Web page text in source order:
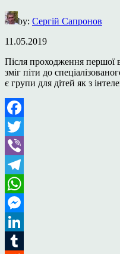
by: Сергій Сапронов
11.05.2019
Після проходження першої
зміг піти до
є групи для дітей як з
Facebook
Twitter
Viber
Telegram
WhatsApp
Messenger
LinkedIn